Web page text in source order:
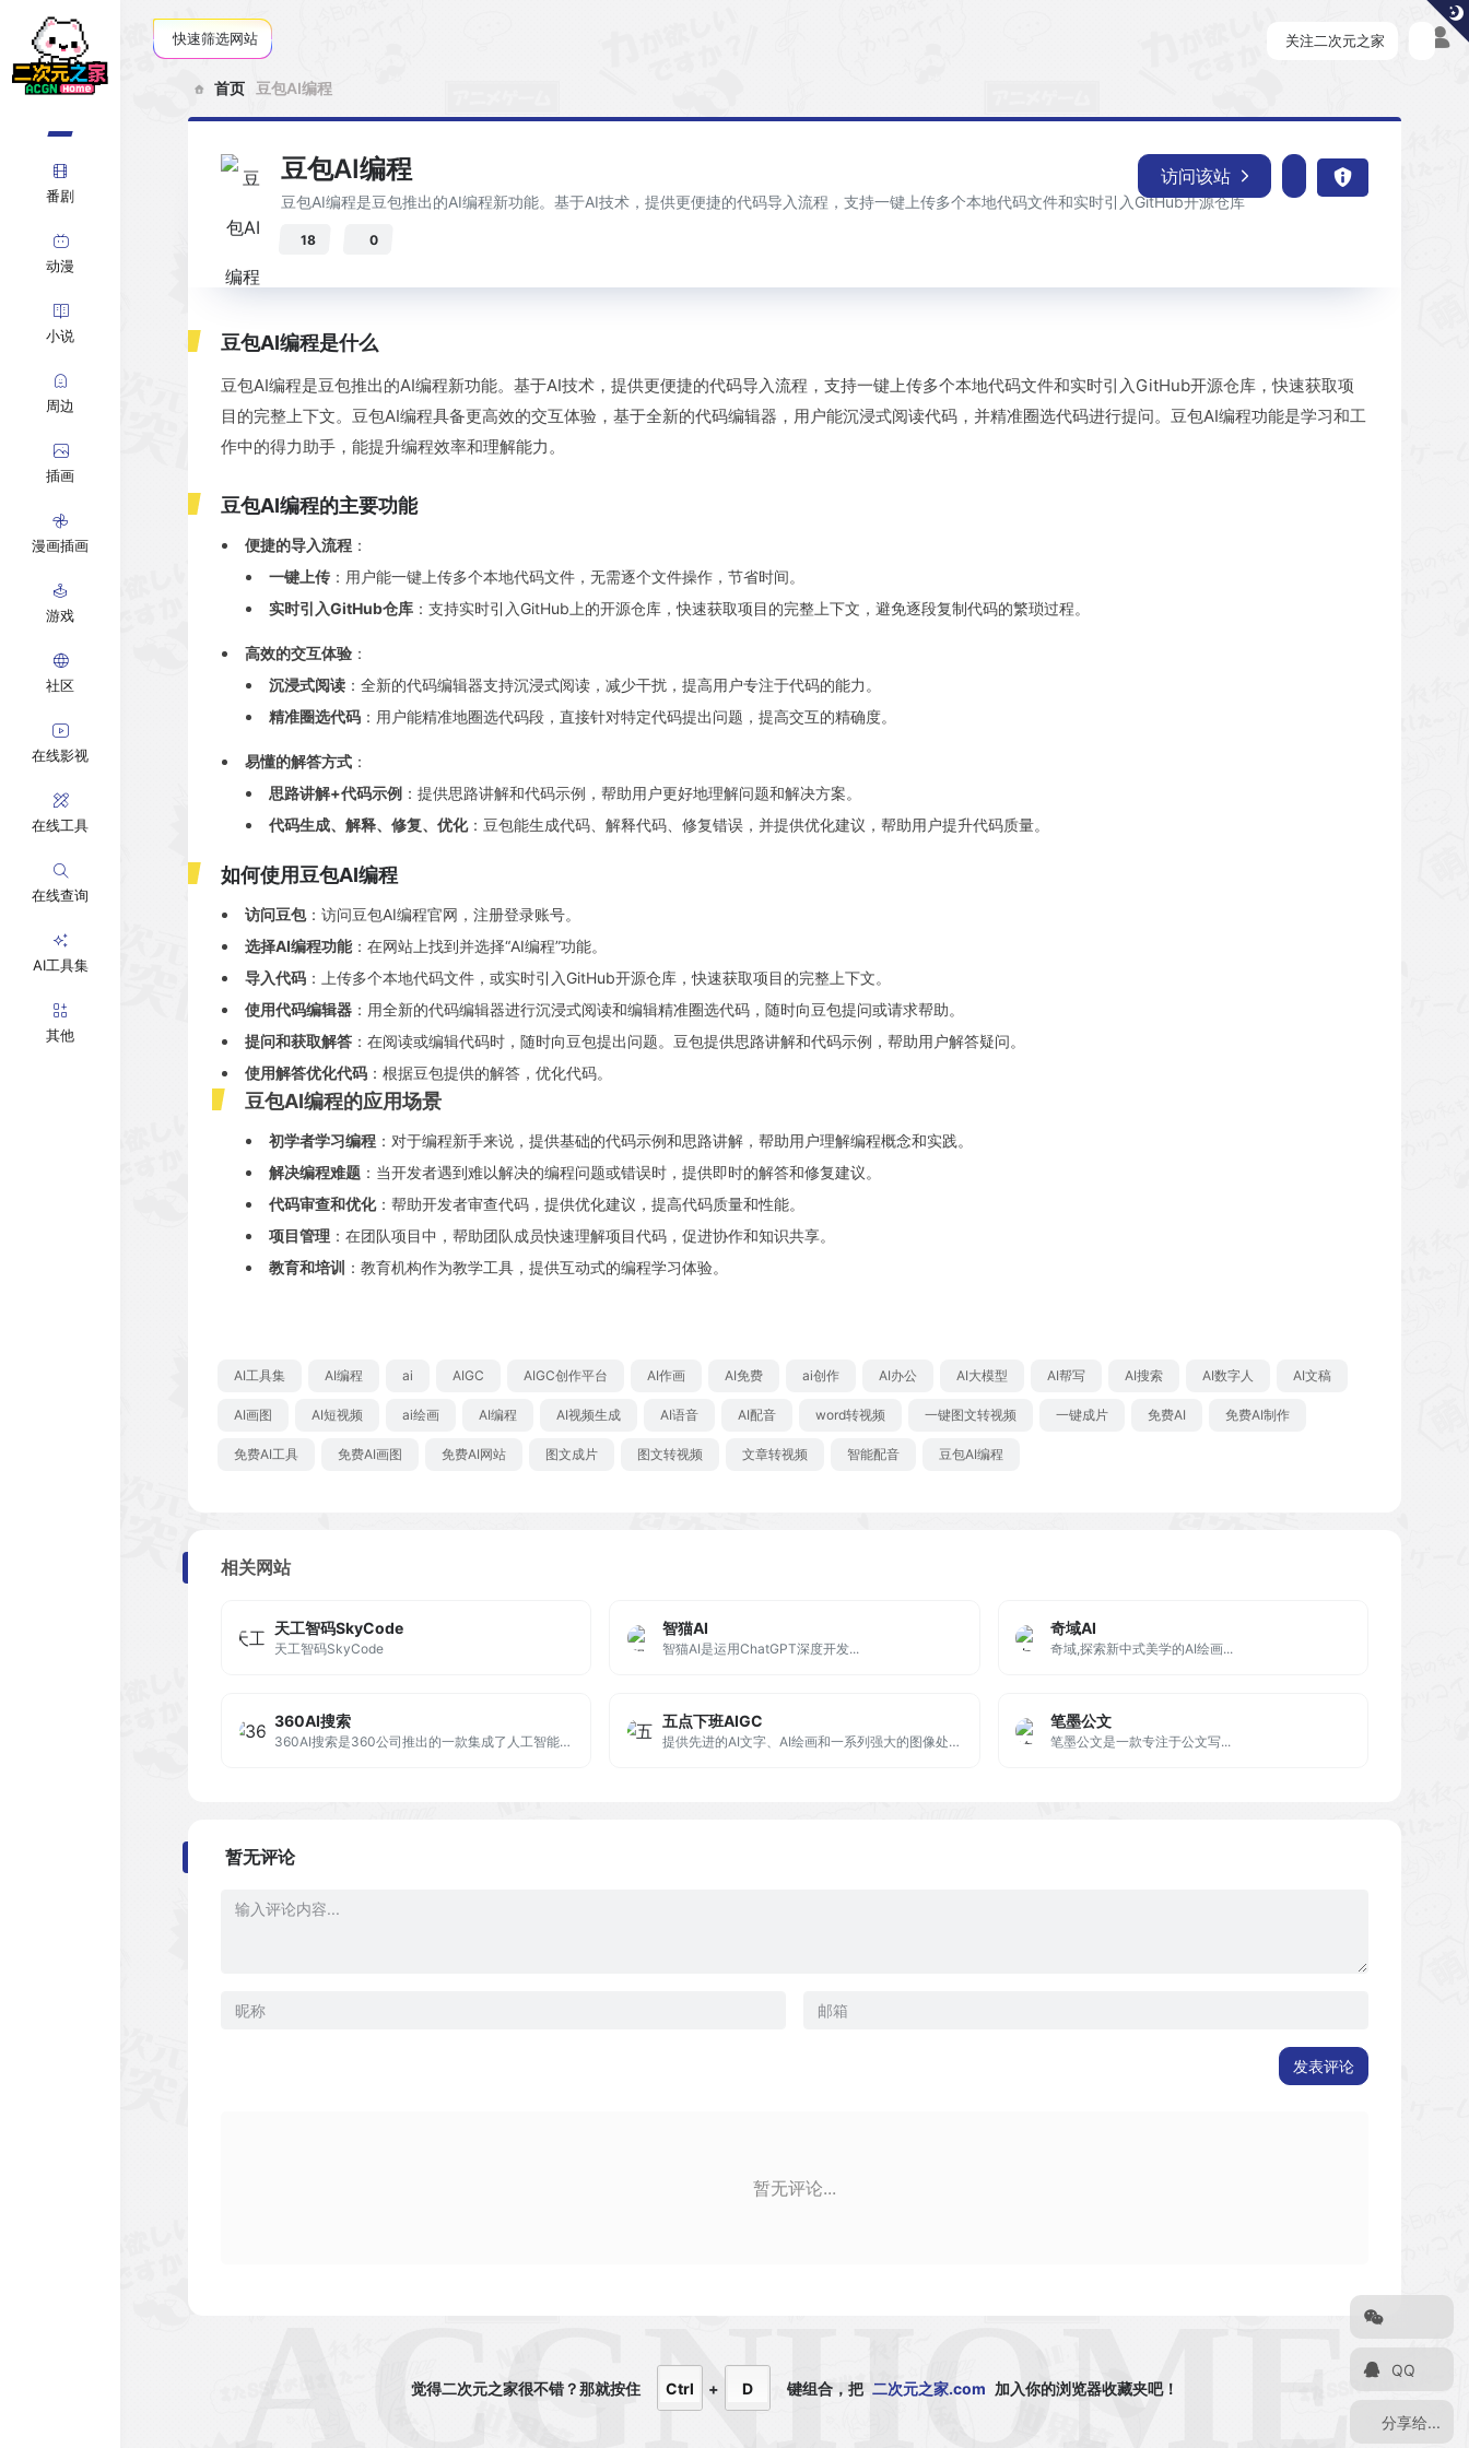
番剧
动漫
小说
周边
插画
漫画插画
游戏
社区
在线影视
在线工具
在线查询
AI工具集
其他
快速筛选网站 关注二次元之家
首页 豆包AI编程
豆包AI编程
豆包AI编程是豆包推出的AI编程新功能。基于AI技术，提供更便捷的代码导入流程，支持一键上传多个本地代码文件和实时引入GitHub开源仓库
18 0
访问该站
豆包AI编程是什么
豆包AI编程是豆包推出的AI编程新功能。基于AI技术，提供更便捷的代码导入流程，支持一键上传多个本地代码文件和实时引入GitHub开源仓库，快速获取项
目的完整上下文。豆包AI编程具备更高效的交互体验，基于全新的代码编辑器，用户能沉浸式阅读代码，并精准圈选代码进行提问。豆包AI编程功能是学习和工
作中的得力助手，能提升编程效率和理解能力。
豆包AI编程的主要功能
便捷的导入流程 ：
一键上传 ：用户能一键上传多个本地代码文件，无需逐个文件操作，节省时间。
实时引入GitHub仓库 ：支持实时引入GitHub上的开源仓库，快速获取项目的完整上下文，避免逐段复制代码的繁琐过程。
高效的交互体验 ：
沉浸式阅读 ：全新的代码编辑器支持沉浸式阅读，减少干扰，提高用户专注于代码的能力。
精准圈选代码 ：用户能精准地圈选代码段，直接针对特定代码提出问题，提高交互的精确度。
易懂的解答方式 ：
思路讲解+代码示例 ：提供思路讲解和代码示例，帮助用户更好地理解问题和解决方案。
代码生成、解释、修复、优化：豆包能生成代码、解释代码、修复错误，并提供优化建议，帮助用户提升代码质量。
如何使用豆包AI编程
访问豆包：访问豆包AI编程官网，注册登录账号。
选择AI编程功能：在网站上找到并选择“AI编程”功能。
导入代码 ：上传多个本地代码文件，或实时引入GitHub开源仓库，快速获取项目的完整上下文。
使用代码编辑器 ：用全新的代码编辑器进行沉浸式阅读和编辑精准圈选代码，随时向豆包提问或请求帮助。
提问和获取解答 ：在阅读或编辑代码时，随时向豆包提出问题。豆包提供思路讲解和代码示例，帮助用户解答疑问。
使用解答优化代码 ：根据豆包提供的解答，优化代码。
豆包AI编程的应用场景
初学者学习编程 ：对于编程新手来说，提供基础的代码示例和思路讲解，帮助用户理解编程概念和实践。
解决编程难题 ：当开发者遇到难以解决的编程问题或错误时，提供即时的解答和修复建议。
代码审查和优化：帮助开发者审查代码，提供优化建议，提高代码质量和性能。
项目管理 ：在团队项目中，帮助团队成员快速理解项目代码，促进协作和知识共享。
教育和培训 ：教育机构作为教学工具，提供互动式的编程学习体验。
AI工具集 AI编程 ai AIGC AIGC创作平台 AI作画 AI免费 ai创作 AI办公 AI大模型 AI帮写 AI搜索 AI数字人 AI文稿
AI画图 AI短视频 ai绘画 AI编程 AI视频生成 AI语音 AI配音 word转视频 一键图文转视频 一键成片 免费AI 免费AI制作
免费AI工具 免费AI画图 免费AI网站 图文成片 图文转视频 文章转视频 智能配音 豆包AI编程
相关网站
天工智码SkyCode
天工智码SkyCode
智猫AI
智猫AI是运用ChatGPT深度开发...
奇域AI
奇域,探索新中式美学的AI绘画...
360AI搜索
360AI搜索是360公司推出的一款集成了人工智能技术的AI搜索引擎，类似于Perplexity被设计为新一代答案引擎，旨在为用户提供更加精准、全面和智能的搜索体验。
五点下班AIGC
提供先进的AI文字、AI绘画和一系列强大的图像处理工具，包括黑白图像上色、图像风格转换、自定义图像风格、人像动漫化等功能，让您可以轻松地修复和增强您的图像和照片。
笔墨公文
笔墨公文是一款专注于公文写...
暂无评论
发表评论
暂无评论...
觉得二次元之家很不错？那就按住 Ctrl + D 键组合，把 二次元之家.com 加入你的浏览器收藏夹吧！
QQ
分享给...